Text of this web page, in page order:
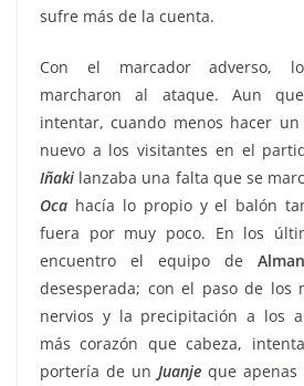
sufre más de la cuenta.
Con el marcador adverso,
marcharon al ataque. Aun
intentar, cuando menos hacer
nuevo a los visitantes en el
Iñaki lanzaba una falta que se
Oca hacía lo propio y el balón
fuera por muy poco. En los
encuentro el equipo de
desesperada; con el paso de los
nervios y la precipitación a los
más corazón que cabeza,
portería de un Juanje que